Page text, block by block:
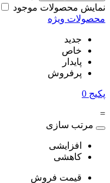
نمایش محصولات موجود
محصولات ویژه
جدید
خاص
پایدار
پرفروش
پکیج 0
=
مرتب سازی
افزایشی
کاهشی
قیمت فروش